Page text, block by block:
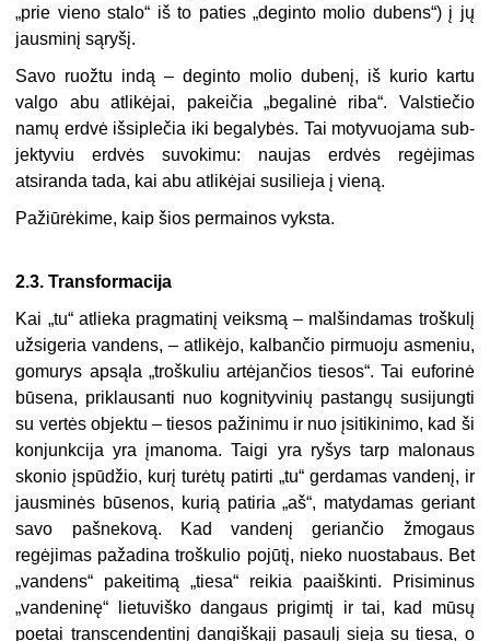
„prie vieno stalo“ iš to paties „deginto molio dubens“) į jų
jausminį sąryšį.
Savo ruožtu indą – deginto molio dubenį, iš kurio kartu
valgo abu atlikėjai, pakeičia „begalinė riba“. Valstiečio
namų erdvė išsiplečia iki begalybės. Tai motyvuojama sub­
jektyviu erdvės suvokimu: naujas erdvės regėjimas
atsiranda tada, kai abu atlikėjai susi­lieja į vieną.
Pažiūrėkime, kaip šios permainos vyksta.
2.3.Transformacija
Kai „tu“ atlieka pragmatinį veiksmą – malšindamas troškulį
užsigeria vandens, – at­likėjo, kalbančio pirmuoju asmeniu,
gomurys apsąla „troškuliu artėjančios tiesos“. Tai euforinė
būsena, priklausanti nuo kognityvinių pastangų susijungti
su vertės objektu – tiesos pažinimu ir nuo įsitikinimo, kad ši
konjunkcija yra įmanoma. Taigi yra ryšys tarp malonaus
skonio įspūdžio, kurį turėtų patirti „tu“ gerdamas vandenį, ir
jausminės būse­nos, kurią patiria „aš“, matydamas geriant
savo pašnekovą. Kad vandenį geriančio žmogaus
regėjimas pažadina troškulio pojūtį, nieko nuostabaus. Bet
„vandens“ pakei­timą „tiesa“ reikia paaiškinti. Prisiminus
„vandeninę“ lietuviško dangaus prigimtį ir tai, kad mūsų
poetai transcendentinį dangiškąjį pasaulį sieja su tiesa, o